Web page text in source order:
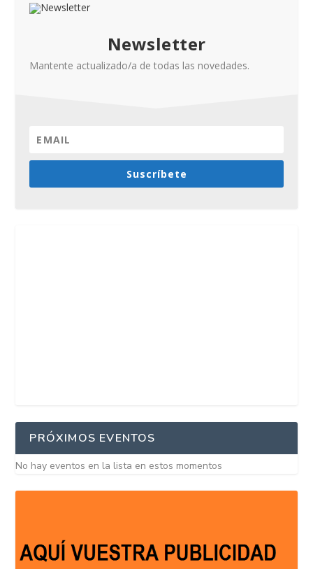
Newsletter
Mantente actualizado/a de todas las novedades.
Suscríbete
PRÓXIMOS EVENTOS
No hay eventos en la lista en estos momentos